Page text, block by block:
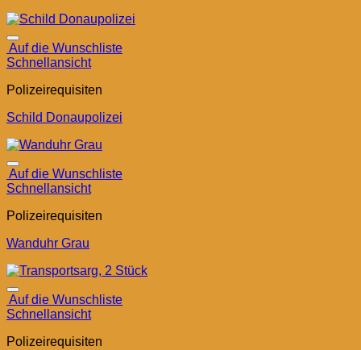
Auf die Wunschliste
Schnellansicht
Polizeirequisiten
Schild Donaupolizei
Auf die Wunschliste
Schnellansicht
Polizeirequisiten
Wanduhr Grau
Auf die Wunschliste
Schnellansicht
Polizeirequisiten